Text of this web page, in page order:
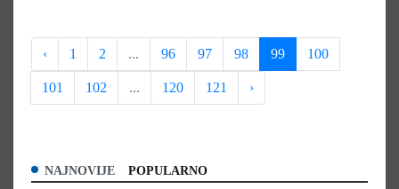
‹ 1 2 ... 96 97 98 99 100
101 102 ... 120 121 ›
NAJNOVIJE POPULARNO